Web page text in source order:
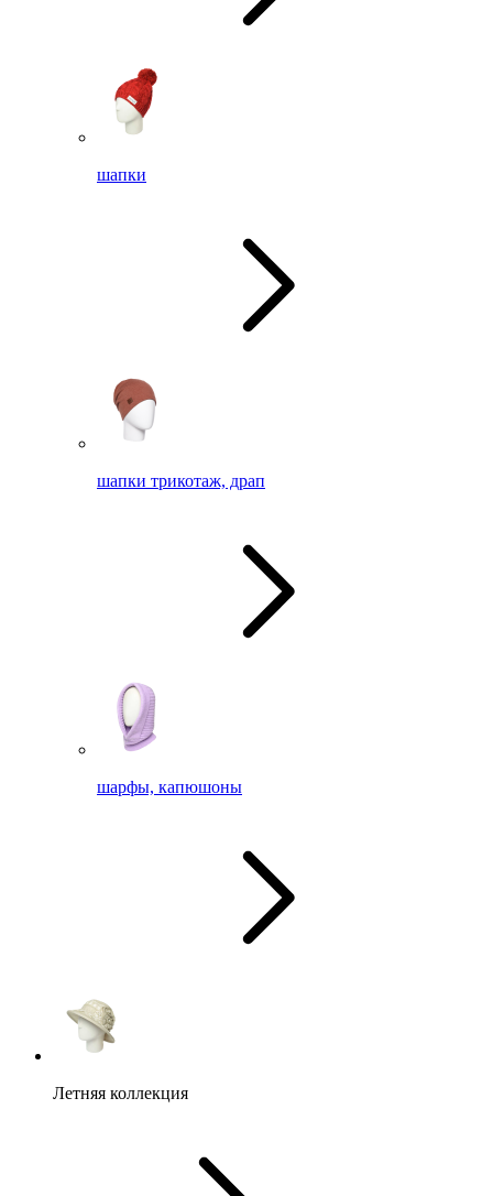
шапки
шапки трикотаж, драп
шарфы, капюшоны
Летняя коллекция